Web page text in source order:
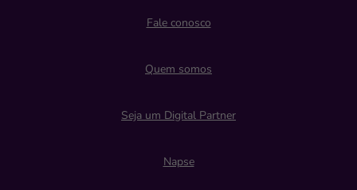
Fale conosco
Quem somos
Seja um Digital Partner
Napse